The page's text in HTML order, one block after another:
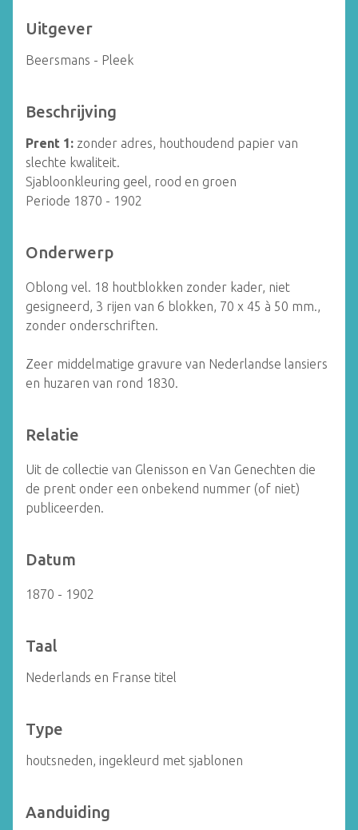
Uitgever
Beersmans - Pleek
Beschrijving
Prent 1: zonder adres, houthoudend papier van
slechte kwaliteit.
Sjabloonkleuring geel, rood en groen
Periode 1870 - 1902
Onderwerp
Oblong vel. 18 houtblokken zonder kader, niet
gesigneerd, 3 rijen van 6 blokken, 70 x 45 à 50 mm.,
zonder onderschriften.
Zeer middelmatige gravure van Nederlandse lansiers
en huzaren van rond 1830.
Relatie
Uit de collectie van Glenisson en Van Genechten die
de prent onder een onbekend nummer (of niet)
publiceerden.
Datum
1870 - 1902
Taal
Nederlands en Franse titel
Type
houtsneden, ingekleurd met sjablonen
Aanduiding